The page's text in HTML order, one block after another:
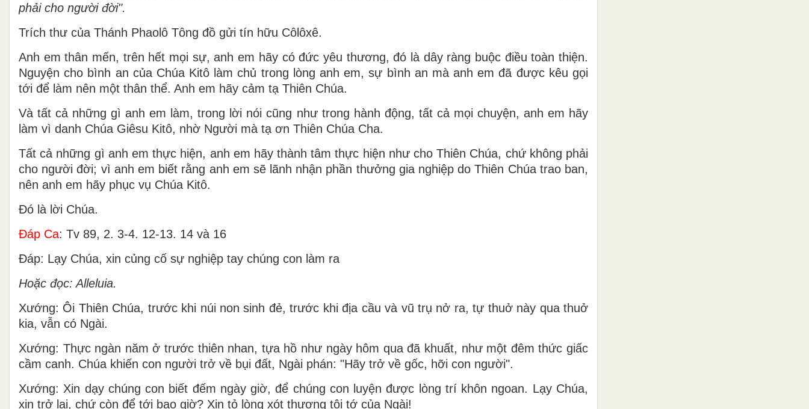
phải cho người đời".
Trích thư của Thánh Phaolô Tông đồ gửi tín hữu Côlôxê.
Anh em thân mến, trên hết mọi sự, anh em hãy có đức yêu thương, đó là dây ràng buộc điều toàn thiện.
Nguyện cho bình an của Chúa Kitô làm chủ trong lòng anh em, sự bình an mà anh em đã được kêu gọi
tới để làm nên một thân thể. Anh em hãy cảm tạ Thiên Chúa.
Và tất cả những gì anh em làm, trong lời nói cũng như trong hành động, tất cả mọi chuyện, anh em hãy
làm vì danh Chúa Giêsu Kitô, nhờ Người mà tạ ơn Thiên Chúa Cha.
Tất cả những gì anh em thực hiện, anh em hãy thành tâm thực hiện như cho Thiên Chúa, chứ không phải
cho người đời; vì anh em biết rằng anh em sẽ lãnh nhận phần thưởng gia nghiệp do Thiên Chúa trao ban,
nên anh em hãy phục vụ Chúa Kitô.
Ðó là lời Chúa.
Ðáp Ca: Tv 89, 2. 3-4. 12-13. 14 và 16
Ðáp: Lạy Chúa, xin củng cố sự nghiệp tay chúng con làm ra
Hoặc đọc: Alleluia.
Xướng: Ôi Thiên Chúa, trước khi núi non sinh đẻ, trước khi địa cầu và vũ trụ nở ra, tự thuở này qua thuở
kia, vẫn có Ngài.
Xướng: Thực ngàn năm ở trước thiên nhan, tựa hồ như ngày hôm qua đã khuất, như một đêm thức giấc
cầm canh. Chúa khiến con người trở về bụi đất, Ngài phán: "Hãy trở về gốc, hỡi con người".
Xướng: Xin dạy chúng con biết đếm ngày giờ, để chúng con luyện được lòng trí khôn ngoan. Lạy Chúa,
xin trở lại, chứ còn để tới bao giờ? Xin tỏ lòng xót thương tôi tớ của Ngài!